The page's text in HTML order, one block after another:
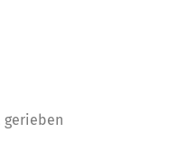
gerieben